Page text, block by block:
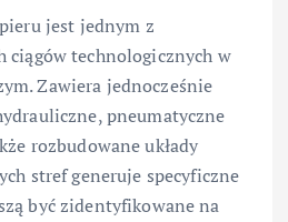
jest jednym z
ciągów technologicznych w
Zawiera jednocześnie
pneumatyczne
rozbudowane układy
stref generuje specyficzne
być zidentyfikowane na